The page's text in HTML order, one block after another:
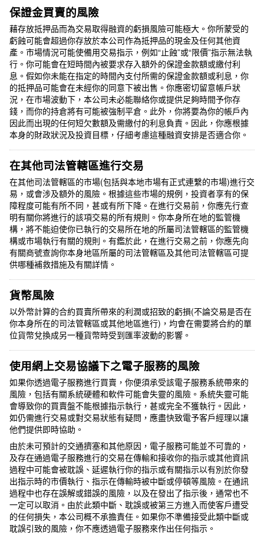
保證金買賣的風險
藉存放抵押品而為交易取得融資的虧損風險可能極大。你所蒙受的
虧蝕可能會超過你存放於本公司作為抵押品的現金及任何其他資
產。市場情況可能使備用交易指示，例如“止蝕”或“限價”指示無法執
行。你可能會在短時間內被要求存入額外的保證金款額或繳付利
息。假如你未能在指定的時間內支付所需的保證金款額或利息，你
的抵押品可能會在未經你的同意下被出售。你應密切留意帳戶狀
況，在市場波動下，本公司未必能聯絡你或提供足夠時間予你存
錢，而你的持倉將有可能被強制平倉。此外，你將要為你的帳戶內
因此而出現的任何短欠數額及需繳付的利息負責。因此，你應根據
本身的財政狀況及投資目標，仔細考慮這種融資安排是否適合你。
在其他司法管轄區進行交易
在其他司法管轄區的市場(包括與本地市場有正式連繫的市場)進行交
易，或會涉及額外的風險。根據這些市場的規例，投資者享有的保
障程度可能有所不同，甚或有所下降。在進行交易前，你應先行查
明有關你將進行的該項交易的所有規則。你本身所在地的監管機
構，將不能迫使你已執行的交易所在地的所屬司法管轄區的監管機
構或市場執行有關的規則。有鑑於此，在進行交易之前，你應先向
有關商號查詢你本身地區所屬的司法管轄區及其他司法管轄區可提
供哪種補救措施及有關詳情。
貨幣風險
以外幣計算的合約買賣所帶來的利潤或招致的虧損(不論交易是否在
你本身所在的司法管轄區或其他地區進行)，均會在需要將合約的單
位貨幣兌換成另一種貨幣時受到匯率波動的影響。
使用網上交易協議下之電子服務的風險
如果你透過電子服務進行買賣，你便須承受該電子服務系統帶來的
風險，包括有關系統硬體和軟件可能會失靈的風險。系統失靈可能
會導致你的買賣盤不能根據指示執行，甚或完全不獲執行。因此，
如仍需進行交易或對交易狀態有疑問，應盡快致電予客戶經理以讓
他們提供即時協助。
由於未可預計的交通擠塞和其他原因，電子服務可能並不可靠的，
及存在通過電子服務進行的交易在傳輸和接收你的指示或其他資訊
過程中可能會被耽誤、延遲執行你的指示或有關指示以有別於你發
出指示時的市價執行、指示在傳輸時被中斷或停頓等風險。在通訊
過程中也存在誤解或錯誤的風險，以及在發出了指示後，通常也不
一定可以取消。由於此類中斷、耽誤或被第三方進入而使客戶遭受
的任何損失，本公司概不承擔責任。如果你不準備接受此類中斷或
耽誤引致的風險，你不應透過電子服務來作出任何指示。